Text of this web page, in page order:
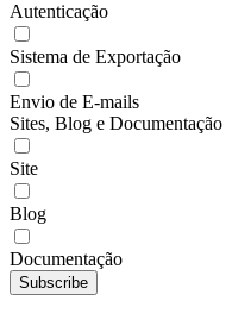
Autenticação
Sistema de Exportação
Envio de E-mails
Sites, Blog e Documentação
Site
Blog
Documentação
Subscribe